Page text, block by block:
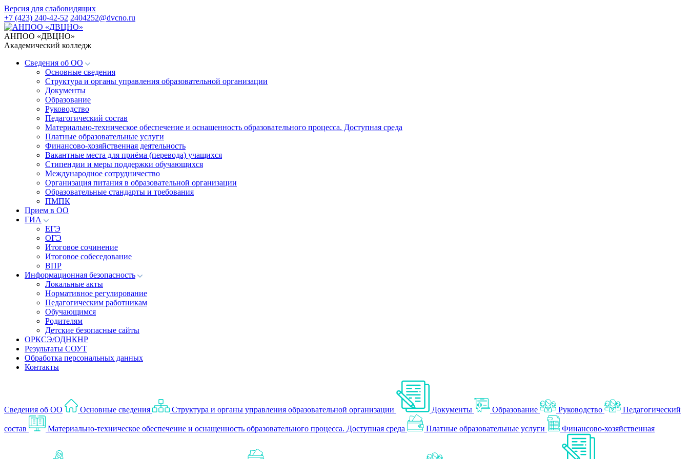
Версия для слабовидящих
+7 (423) 240-42-52 2404252@dvcno.ru
АНПОО «ДВЦНО»
Академический колледж
Сведения об ОО
Основные сведения
Структура и органы управления образовательной организации
Документы
Образование
Руководство
Педагогический состав
Материально-техническое обеспечение и оснащенность образовательного процесса. Доступная среда
Платные образовательные услуги
Финансово-хозяйственная деятельность
Вакантные места для приёма (перевода) учащихся
Стипендии и меры поддержки обучающихся
Международное сотрудничество
Организация питания в образовательной организации
Образовательные стандарты и требования
ПМПК
Прием в ОО
ГИА
ЕГЭ
ОГЭ
Итоговое сочинение
Итоговое собеседование
ВПР
Информационная безопасность
Локальные акты
Нормативное регулирование
Педагогическим работникам
Обучающимся
Родителям
Детские безопасные сайты
ОРКСЭ/ОДНКНР
Результаты СОУТ
Обработка персональных данных
Контакты
Сведения об ОО Основные сведения Структура и органы управления образовательной организации Документы Образование Руководство Педагогический
состав Материально-техническое обеспечение и оснащенность образовательного процесса. Доступная среда Платные образовательные услуги Финансово-хозяйственная